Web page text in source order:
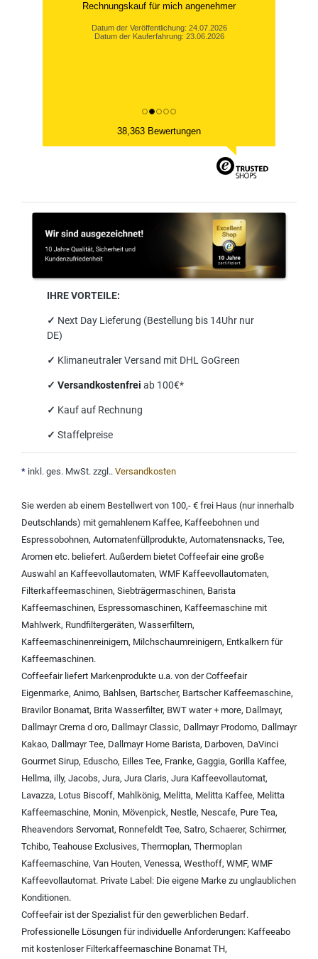
Rechnungskauf für mich angenehmer
Datum der Veröffentlichung: 24.07.2026
Datum der Kauferfahrung: 23.06.2026
38,363 Bewertungen
IHRE VORTEILE:
✓ Next Day Lieferung (Bestellung bis 14Uhr nur
DE)
✓ Klimaneutraler Versand mit DHL GoGreen
✓ Versandkostenfrei ab 100€*
✓ Kauf auf Rechnung
✓ Staffelpreise
* inkl. ges. MwSt. zzgl.. Versandkosten
Sie werden ab einem Bestellwert von 100,- € frei Haus (nur innerhalb
Deutschlands) mit gemahlenem Kaffee, Kaffeebohnen und
Espressobohnen, Automatenfüllprodukte, Automatensnacks, Tee,
Aromen etc. beliefert. Außerdem bietet Coffeefair eine große
Auswahl an Kaffeevollautomaten, WMF Kaffeevollautomaten,
Filterkaffeemaschinen, Siebträgermaschinen, Barista
Kaffeemaschinen, Espressomaschinen, Kaffeemaschine mit
Mahlwerk, Rundfiltergeräten, Wasserfiltern,
Kaffeemaschinenreinigern, Milchschaumreinigern, Entkalkern für
Kaffeemaschinen.
Coffeefair liefert Markenprodukte u.a. von derCoffeefair
Eigenmarke, Animo, Bahlsen, Bartscher, Bartscher Kaffeemaschine,
Bravilor Bonamat, Brita Wasserfilter, BWT water + more, Dallmayr,
Dallmayr Crema d oro, Dallmayr Classic, Dallmayr Prodomo, Dallmayr
Kakao, Dallmayr Tee, Dallmayr Home Barista, Darboven, DaVinci
Gourmet Sirup, Eduscho, Eilles Tee, Franke, Gaggia, Gorilla Kaffee,
Hellma, illy, Jacobs, Jura, Jura Claris, Jura Kaffeevollautomat,
Lavazza, Lotus Biscoff, Mahlkönig, Melitta, Melitta Kaffee, Melitta
Kaffeemaschine, Monin, Mövenpick, Nestle, Nescafe, Pure Tea,
Rheavendors Servomat, Ronnefeldt Tee, Satro, Schaerer, Schirmer,
Tchibo, Teahouse Exclusives, Thermoplan, Thermoplan
Kaffeemaschine, Van Houten, Venessa, Westhoff, WMF, WMF
Kaffeevollautomat. Private Label: Die eigene Marke zu unglaublichen
Konditionen.
Coffeefair ist der Spezialist für den gewerblichen Bedarf.
Professionelle Lösungen für individuelle Anforderungen: Kaffeeabo
mit kostenloser Filterkaffeemaschine Bonamat TH,